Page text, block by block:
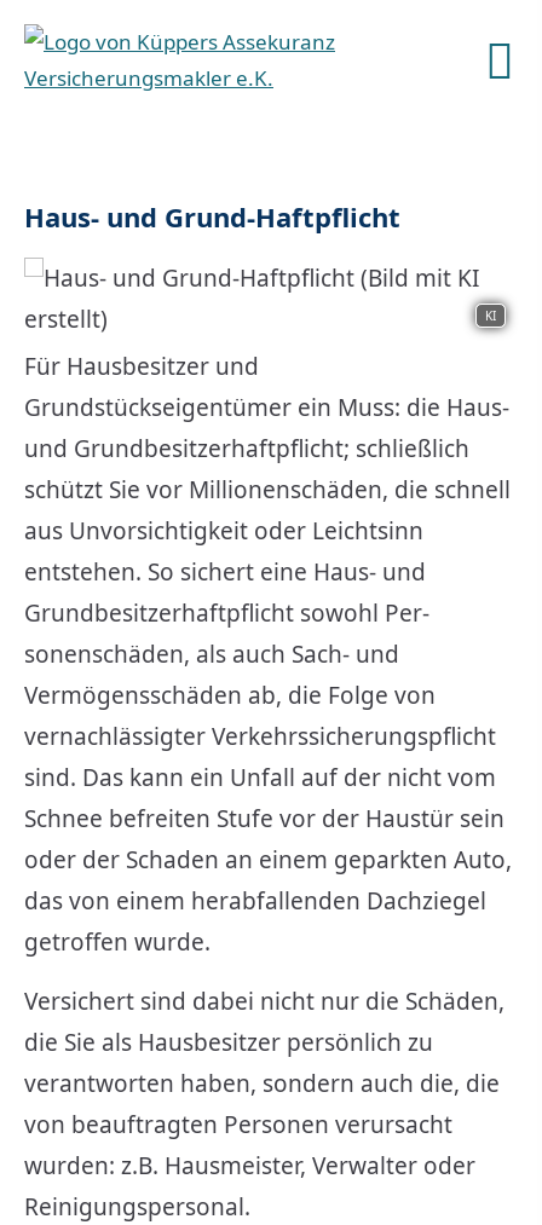
Haus- und Grund-Haft­pflicht
KI
Für Hausbesitzer und
Grundstückseigentümer ein Muss: die Haus-
und Grundbesitzerhaftpflicht; schließlich
schützt Sie vor Millionenschäden, die schnell
aus Unvorsichtigkeit oder Leichtsinn
entstehen. So sichert eine Haus- und
Grundbesitzerhaftpflicht sowohl Per­
sonenschäden, als auch Sach- und
Vermögensschäden ab, die Folge von
vernachlässigter Verkehrssicherungspflicht
sind. Das kann ein Unfall auf der nicht vom
Schnee befreiten Stufe vor der Haustür sein
oder der Schaden an einem geparkten Auto,
das von einem herabfallenden Dachziegel
getroffen wurde.
Versichert sind dabei nicht nur die Schäden,
die Sie als Hausbesitzer persönlich zu
verantworten haben, sondern auch die, die
von beauftragten Per­sonen verursacht
wurden: z.B. Hausmeister, Verwalter oder
Reinigungspersonal.